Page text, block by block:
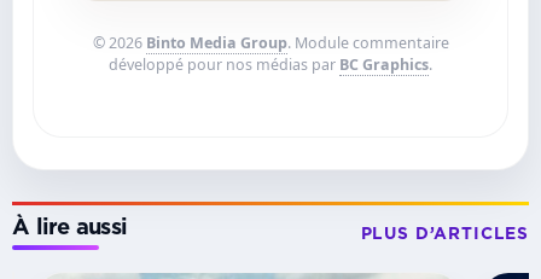
© 2026 Binto Media Group. Module commentaire
développé pour nos médias par BC Graphics.
À lire aussi PLUS D’ARTICLES